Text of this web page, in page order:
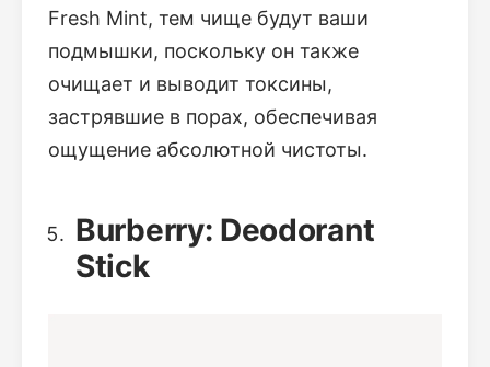
Fresh Mint, тем чище будут ваши
подмышки, поскольку он также
очищает и выводит токсины,
застрявшие в порах, обеспечивая
ощущение абсолютной чистоты.
Burberry: Deodorant
Stick